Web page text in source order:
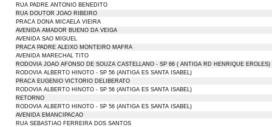
RUA PADRE ANTONIO BENEDITO
RUA DOUTOR JOAO RIBEIRO
PRACA DONA MICAELA VIEIRA
AVENIDA AMADOR BUENO DA VEIGA
AVENIDA SAO MIGUEL
PRACA PADRE ALEIXO MONTEIRO MAFRA
AVENIDA MARECHAL TITO
RODOVIA JOAO AFONSO DE SOUZA CASTELLANO - SP 66 ( ANTIGA RD HENRIQUE EROLES)
RODOVIA ALBERTO HINOTO - SP 56 (ANTIGA ES SANTA ISABEL)
PRACA EUGENIO VICTORIO DELIBERATO
RODOVIA ALBERTO HINOTO - SP 56 (ANTIGA ES SANTA ISABEL)
RETORNO
RODOVIA ALBERTO HINOTO - SP 56 (ANTIGA ES SANTA ISABEL)
AVENIDA EMANCIPACAO
RUA SEBASTIAO FERREIRA DOS SANTOS